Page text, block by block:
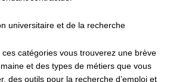
universitaire et de la recherche
ces catégories vous trouverez une brève
et des types de métiers que vous
des outils pour la recherche d’emploi et